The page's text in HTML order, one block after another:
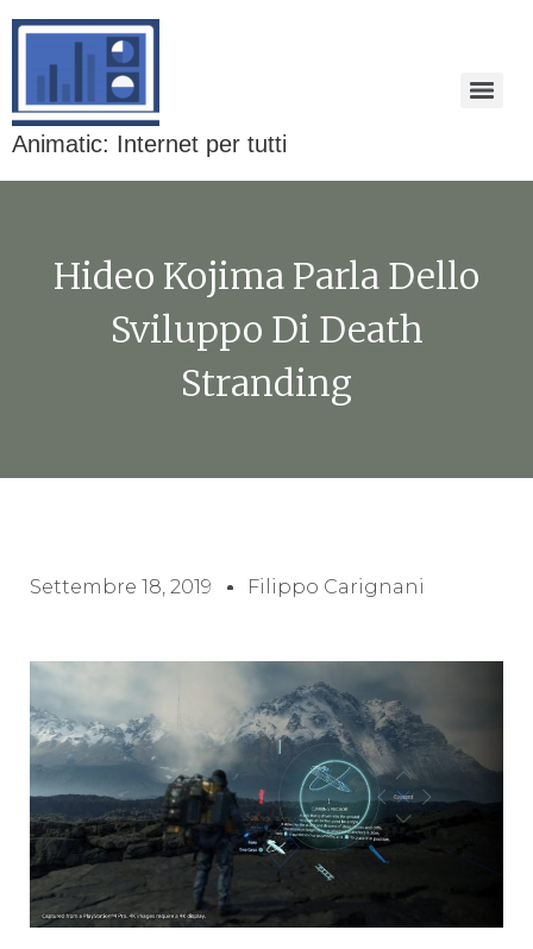
Animatic: Internet per tutti
Hideo Kojima Parla Dello
Sviluppo Di Death
Stranding
Settembre 18, 2019 Filippo Carignani